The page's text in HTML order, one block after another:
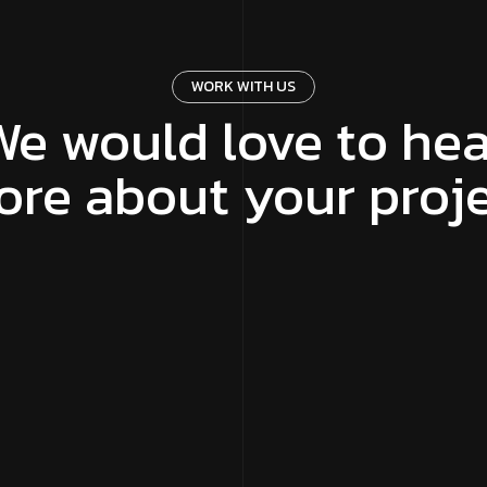
WORK WITH US
would love to
about your